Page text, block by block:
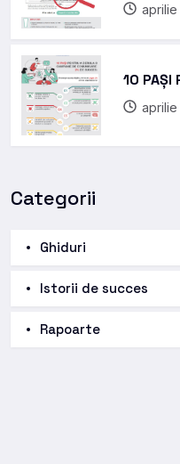
aprilie
10 PAȘI
aprilie
Categorii
Ghiduri
Istorii de succes
Rapoarte